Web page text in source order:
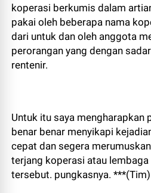
koperasi berkumis dalam
pakai oleh beberapa nama
dari untuk dan oleh anggota
perorangan yang dengan
rentenir.
Untuk itu saya mengharapkan
benar benar menyikapi
cepat dan segera
terjang koperasi atau
tersebut. pungkasnya.